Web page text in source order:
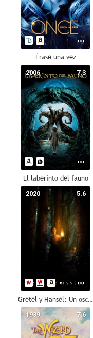
Érase una vez
7.3
2006
El laberinto del fauno
5.6
2020
Gretel y Hansel: Un oscuro cuento de hadas
7.6
1939